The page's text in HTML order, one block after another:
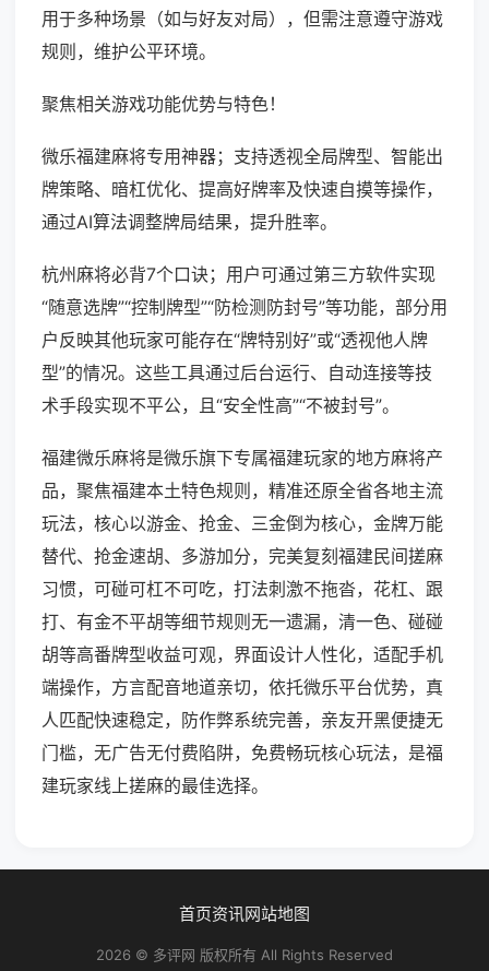
用于多种场景（如与好友对局），但需注意遵守游戏
规则，维护公平环境。
聚焦相关游戏功能优势与特色！
微乐福建麻将专用神器；支持透视全局牌型、智能出
牌策略、暗杠优化、提高好牌率及快速自摸等操作，
通过AI算法调整牌局结果，提升胜率。
杭州麻将必背7个口诀；用户可通过第三方软件实现
“随意选牌”“控制牌型”“防检测防封号”等功能，部分用
户反映其他玩家可能存在“牌特别好”或“透视他人牌
型”的情况。这些工具通过后台运行、自动连接等技
术手段实现不平公，且“安全性高”“不被封号”。
福建微乐麻将是微乐旗下专属福建玩家的地方麻将产
品，聚焦福建本土特色规则，精准还原全省各地主流
玩法，核心以游金、抢金、三金倒为核心，金牌万能
替代、抢金速胡、多游加分，完美复刻福建民间搓麻
习惯，可碰可杠不可吃，打法刺激不拖沓，花杠、跟
打、有金不平胡等细节规则无一遗漏，清一色、碰碰
胡等高番牌型收益可观，界面设计人性化，适配手机
端操作，方言配音地道亲切，依托微乐平台优势，真
人匹配快速稳定，防作弊系统完善，亲友开黑便捷无
门槛，无广告无付费陷阱，免费畅玩核心玩法，是福
建玩家线上搓麻的最佳选择。
首页资讯网站地图
2026 © 多评网 版权所有 All Rights Reserved